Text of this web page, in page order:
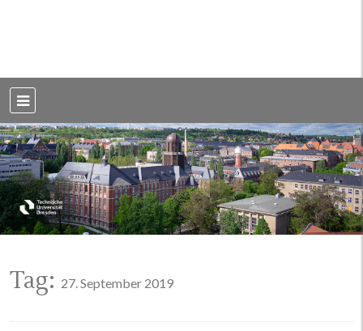
Dresden
Tag: 27. September 2019